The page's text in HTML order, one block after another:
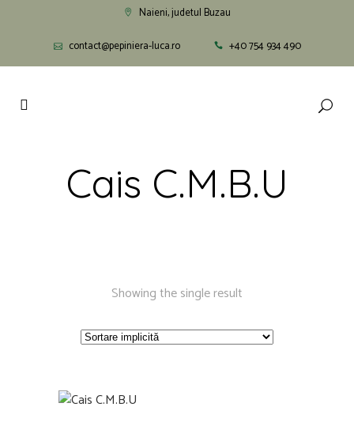
Naieni, judetul Buzau
contact@pepiniera-luca.ro
+40 754 934 490
Cais C.M.B.U
Showing the single result